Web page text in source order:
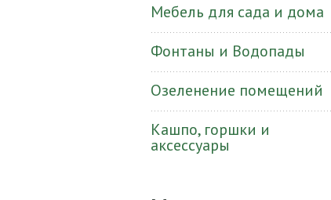
Мебель для сада и дома
Фонтаны и Водопады
Озеленение помещений
Кашпо, горшки и
аксессуары